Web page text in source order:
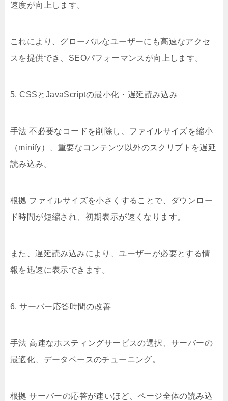
速度が向上します。
これにより、グローバルなユーザーにも高速なアクセ
スを提供でき、SEOパフォーマンスが向上します。
5. CSSとJavaScriptの最小化・遅延読み込み
手法 不必要なコードを削除し、ファイルサイズを縮小
（minify）、重要なコンテンツ以外のスクリプトを遅延
読み込み。
根拠 ファイルサイズを小さくすることで、ダウンロー
ド時間が短縮され、初期表示が速くなります。
また、遅延読み込みにより、ユーザーが必要とする情
報を迅速に表示できます。
6. サーバー応答時間の改善
手法 高速なホスティングサービスの選択、サーバーの
最適化、データベースのチューニング。
根拠 サーバーの応答が速いほど、ページ全体の読み込